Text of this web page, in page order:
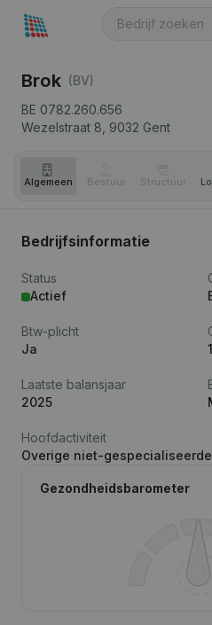
Brok (BV)
BE 0782.260.656
Wezelstraat 8, 9032 Gent
Algemeen Bestuur Structuur
Bedrijfsinformatie
Status
Actief
Btw-plicht
Ja
Laatste balansjaar
2025
Hoofdactiviteit
Overige niet-
Gezondheidsbarometer